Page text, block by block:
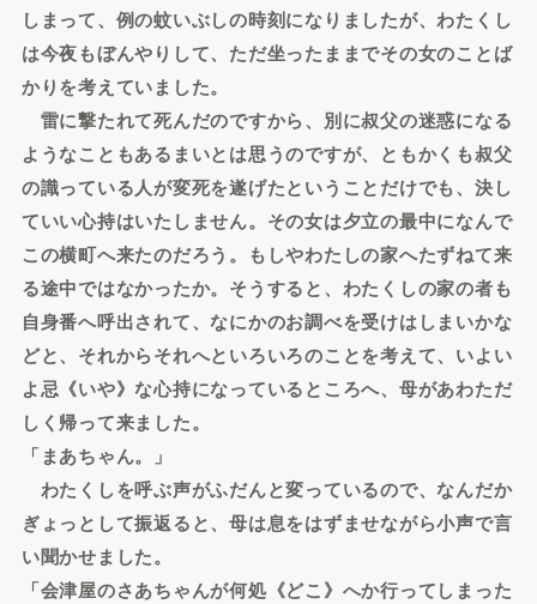
しまって、例の蚊いぶしの時刻になりましたが、わたくし
は今夜もぼんやりして、ただ坐ったままでその女のことば
かりを考えていました。
雷に撃たれて死んだのですから、別に叔父の迷惑になる
ようなこともあるまいとは思うのですが、ともかくも叔父
の識っている人が変死を遂げたということだけでも、決し
ていい心持はいたしません。その女は夕立の最中になんで
この横町へ来たのだろう。もしやわたしの家へたずねて来
る途中ではなかったか。そうすると、わたくしの家の者も
自身番へ呼出されて、なにかのお調べを受けはしまいかな
どと、それからそれへといろいろのことを考えて、いよい
よ忌《いや》な心持になっているところへ、母があわただ
しく帰って来ました。
「まあちゃん。」
わたくしを呼ぶ声がふだんと変っているので、なんだか
ぎょっとして振返ると、母は息をはずませながら小声で言
い聞かせました。
「会津屋のさあちゃんが何処《どこ》へか行ってしまった